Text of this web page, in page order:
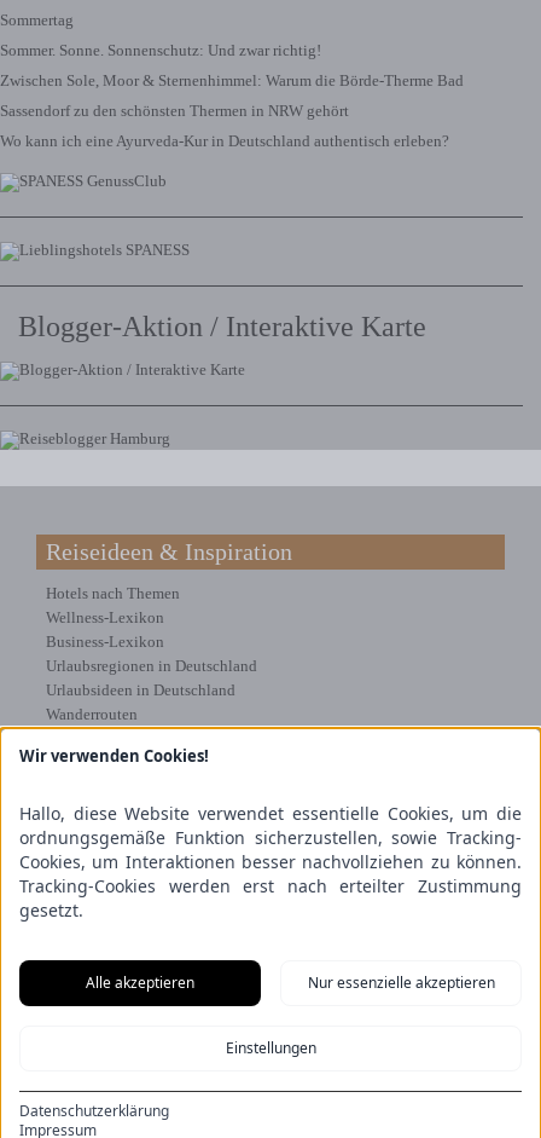
Sommertag
Sommer. Sonne. Sonnenschutz: Und zwar richtig!
Zwischen Sole, Moor & Sternenhimmel: Warum die Börde-Therme Bad
Sassendorf zu den schönsten Thermen in NRW gehört
Wo kann ich eine Ayurveda-Kur in Deutschland authentisch erleben?
Blogger-Aktion / Interaktive Karte
Reiseideen & Inspiration
Hotels nach Themen
Wellness-Lexikon
Business-Lexikon
Urlaubsregionen in Deutschland
Urlaubsideen in Deutschland
Wanderrouten
Kooperation & Zusammenarbeit
Kundenbereich
Presse
Über uns
Kooperation/Zusammenarbeit
Service/Partner
Rechtliches
Genuss Club
Wir verwenden Cookies!
Hallo, diese Website verwendet essentielle Cookies, um die
ordnungsgemäße Funktion sicherzustellen, sowie Tracking-
Cookies, um Interaktionen besser nachvollziehen zu können.
Tracking-Cookies werden erst nach erteilter Zustimmung
gesetzt.
Alle akzeptieren Nur essenzielle akzeptieren
Einstellungen
Datenschutzerklärung
Impressum